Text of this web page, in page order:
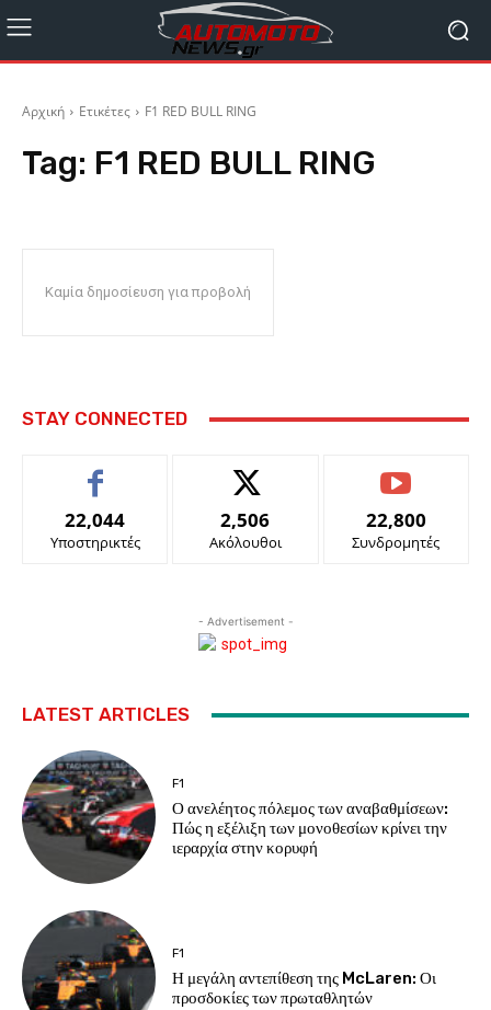
Αρχική Ετικέτες F1 RED BULL RING
Tag: F1 RED BULL RING
Καμία δημοσίευση για προβολή
STAY CONNECTED
22,044
Υποστηρικτές
2,506
Ακόλουθοι
22,800
Συνδρομητές
- Advertisement -
LATEST ARTICLES
F1
Ο ανελέητος πόλεμος των αναβαθμίσεων:
Πώς η εξέλιξη των μονοθεσίων κρίνει την
ιεραρχία στην κορυφή
F1
Η μεγάλη αντεπίθεση της McLaren: Οι
προσδοκίες των πρωταθλητών